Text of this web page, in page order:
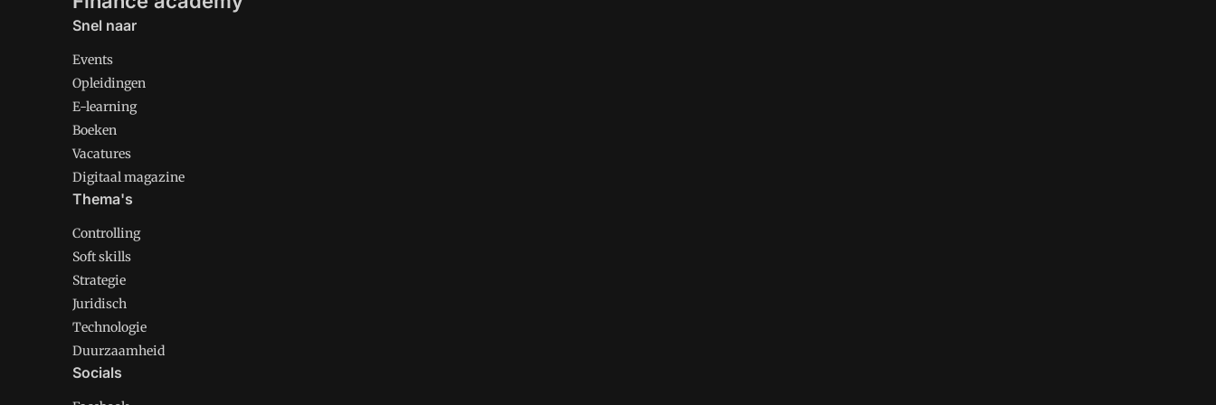
Snel naar
Events
Opleidingen
E-learning
Boeken
Vacatures
Digitaal magazine
Thema's
Controlling
Soft skills
Strategie
Juridisch
Technologie
Duurzaamheid
Socials